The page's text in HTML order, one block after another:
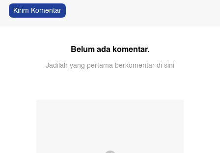
Kirim Komentar
Belum ada komentar.
Jadilah yang pertama berkomentar di sini